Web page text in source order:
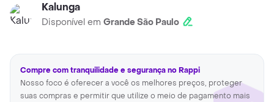
Kalunga
Disponível em Grande São Paulo
Compre com tranquilidade e segurança no Rappi
Nosso foco é oferecer a você os melhores preços, proteger
suas compras e permitir que utilize o meio de pagamento mais